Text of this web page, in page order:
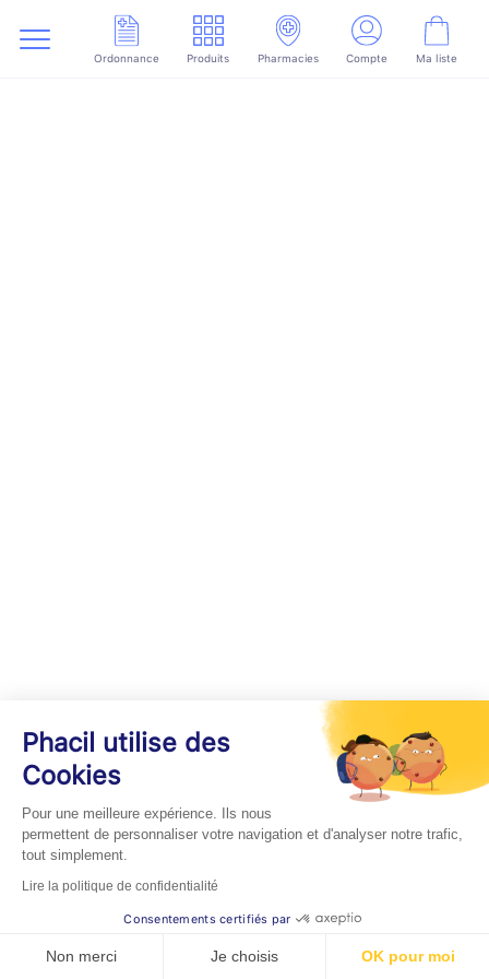
Ordonnance Produits Pharmacies Compte Ma liste
Phacil utilise des
Cookies
Pour une meilleure expérience. Ils nous
permettent de personnaliser votre navigation et d'analyser notre trafic,
tout simplement.
Lire la politique de confidentialité
Consentements certifiés par
Non merci Je choisis OK pour moi